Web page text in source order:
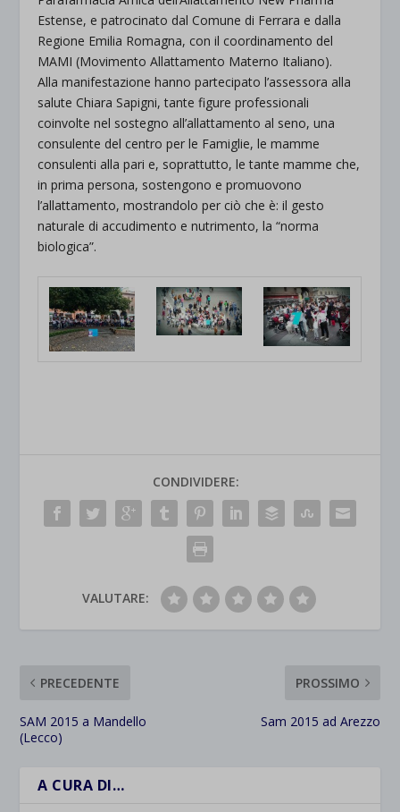
Estense, e patrocinato dal Comune di Ferrara e dalla
Regione Emilia Romagna, con il coordinamento del
MAMI (Movimento Allattamento Materno Italiano).
Alla manifestazione hanno partecipato l’assessora alla
salute Chiara Sapigni, tante figure professionali
coinvolte nel sostegno all’allattamento al seno, una
consulente del centro per le Famiglie, le mamme
consulenti alla pari e, soprattutto, le tante mamme che,
in prima persona, sostengono e promuovono
l’allattamento, mostrandolo per ciò che è: il gesto
naturale di accudimento e nutrimento, la “norma
biologica”.
CONDIVIDERE:
VALUTARE:
PRECEDENTE
SAM 2015 a Mandello
(Lecco)
PROSSIMO
Sam 2015 ad Arezzo
A CURA DI…